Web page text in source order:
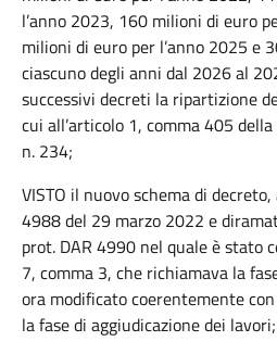
l’anno 2023, 160 milioni di euro
milioni di euro per l’anno 2025 e
ciascuno degli anni dal 2026 al
successivi decreti la ripartizione
cui all’articolo 1, comma 405
n. 234;
VISTO il nuovo schema di
4988 del 29 marzo 2022 e
prot. DAR 4990 nel quale è stato
7, comma 3, che richiamava la
ora modificato coerentemente
la fase di aggiudicazione dei lavori;